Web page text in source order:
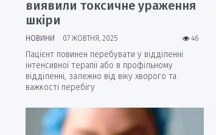
виявили токсичне ураження
шкіри
46
НОВИНИ 07 ЖОВТНЯ, 2025
Пацієнт повинен перебувати у відділенні
інтенсивної терапії або в профільному
відділенні, залежно від віку хворого та
важкості перебігу